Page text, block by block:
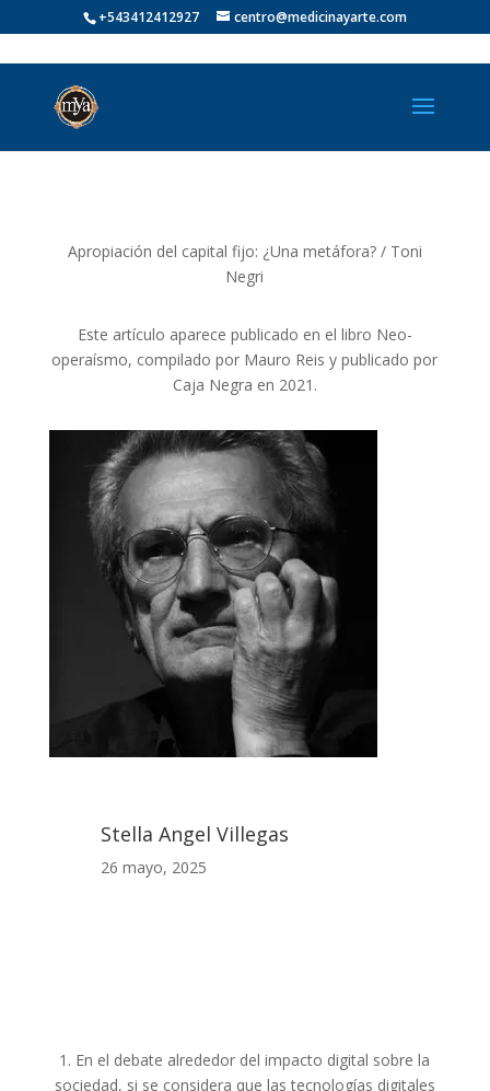
+543412412927 centro@medicinayarte.com
Apropiación del capital fijo: ¿Una metáfora? / Toni
Negri
Este artículo aparece publicado en el libro Neo-
operaísmo, compilado por Mauro Reis y publicado por
Caja Negra en 2021.
Stella Angel Villegas
26 mayo, 2025
1. En el debate alrededor del impacto digital sobre la
sociedad, si se considera que las tecnologías digitales